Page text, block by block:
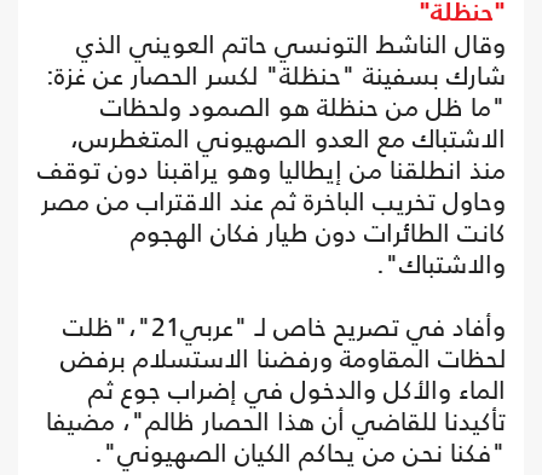
"حنظلة"
وقال الناشط التونسي حاتم العويني الذي
شارك بسفينة "حنظلة" لكسر الحصار عن غزة:
"ما ظل من حنظلة هو الصمود ولحظات
الاشتباك مع العدو الصهيوني المتغطرس،
منذ انطلقنا من إيطاليا وهو يراقبنا دون توقف
وحاول تخريب الباخرة ثم عند الاقتراب من مصر
كانت الطائرات دون طيار فكان الهجوم
والاشتباك".
وأفاد في تصريح خاص لـ "عربي21"،"ظلت
لحظات المقاومة ورفضنا الاستسلام برفض
الماء والأكل والدخول في إضراب جوع ثم
تأكيدنا للقاضي أن هذا الحصار ظالم"، مضيفا
"فكنا نحن من يحاكم الكيان الصهيوني".